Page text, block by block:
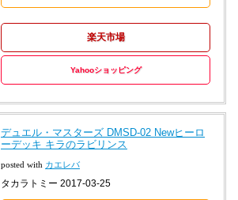
楽天市場
Yahooショッピング
デュエル・マスターズ DMSD-02 Newヒーロ
ーデッキ キラのラビリンス
posted with カエレバ
タカラトミー 2017-03-25